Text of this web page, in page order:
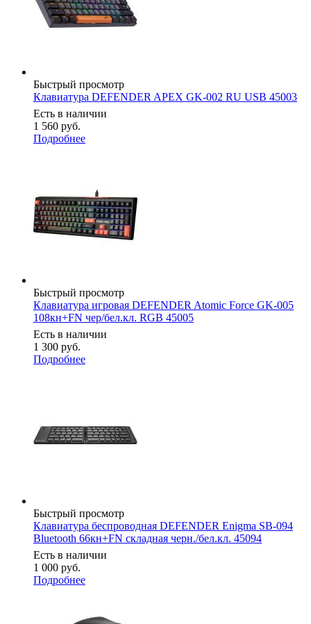
Быстрый просмотр
Клавиатура DEFENDER APEX GK-002 RU USB 45003
Есть в наличии
1 560 руб.
Подробнее
Быстрый просмотр
Клавиатура игровая DEFENDER Atomic Force GK-005
108кн+FN чер/бел.кл. RGB 45005
Есть в наличии
1 300 руб.
Подробнее
Быстрый просмотр
Клавиатура беспроводная DEFENDER Enigma SB-094
Bluetooth 66кн+FN складная черн./бел.кл. 45094
Есть в наличии
1 000 руб.
Подробнее